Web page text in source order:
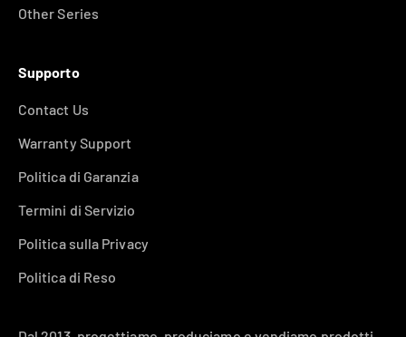
Other Series
Supporto
Contact Us
Warranty Support
Politica di Garanzia
Termini di Servizio
Politica sulla Privacy
Politica di Reso